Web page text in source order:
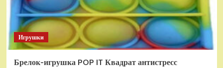
Игрушки
Брелок-игрушка POP IT Квадрат антистресс